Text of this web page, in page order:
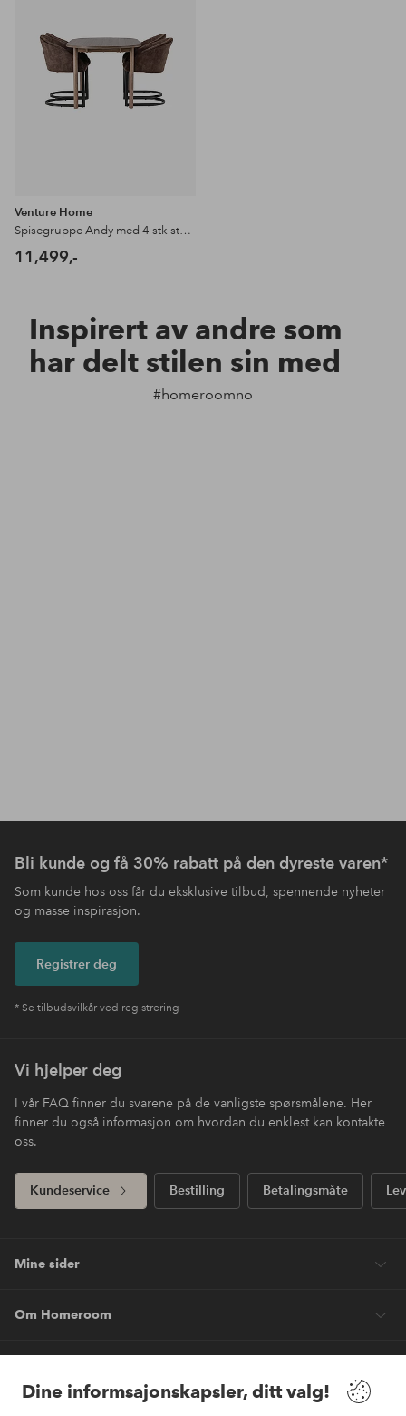
Dine informsajonskapsler, ditt valg!
Venture Home
Spisegruppe Andy med 4 stk stoler Evening
11,499,-
Inspirert av andre som
har delt stilen sin med
#homeroomno
Bli kunde og få 30% rabatt på den dyreste varen*
Som kunde hos oss får du eksklusive tilbud, spennende nyheter
og masse inspirasjon.
Registrer deg
* Se tilbudsvilkår ved registrering
Vi hjelper deg
I vår FAQ finner du svarene på de vanligste spørsmålene. Her
finner du også informasjon om hvordan du enklest kan kontakte
oss.
Kundeservice Bestilling Betalingsmåte
Mine sider
Om Homeroom